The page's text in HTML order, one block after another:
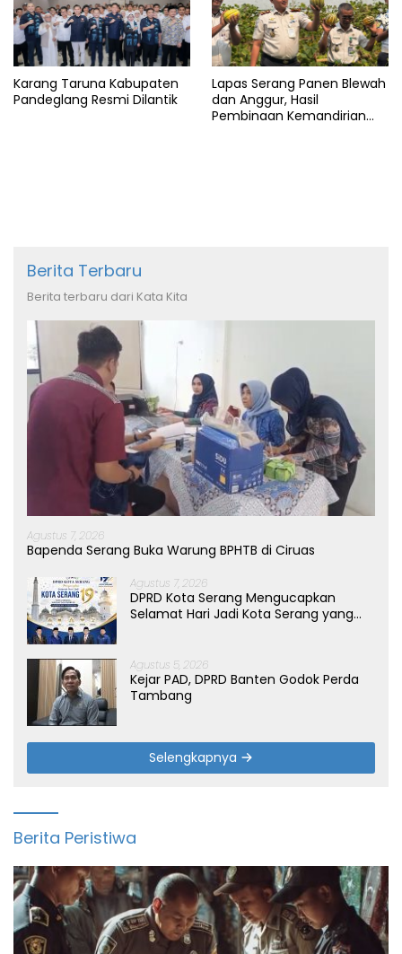
Karang Taruna Kabupaten
Pandeglang Resmi Dilantik
Lapas Serang Panen Blewah
dan Anggur, Hasil
Pembinaan Kemandirian
Berita Terbaru
Berita terbaru dari Kata Kita
Agustus 7, 2026
Bapenda Serang Buka Warung BPHTB di Ciruas
Agustus 7, 2026
DPRD Kota Serang Mengucapkan
Selamat Hari Jadi Kota Serang yang
Agustus 5, 2026
Kejar PAD, DPRD Banten Godok Perda
Tambang
Selengkapnya
Berita Peristiwa